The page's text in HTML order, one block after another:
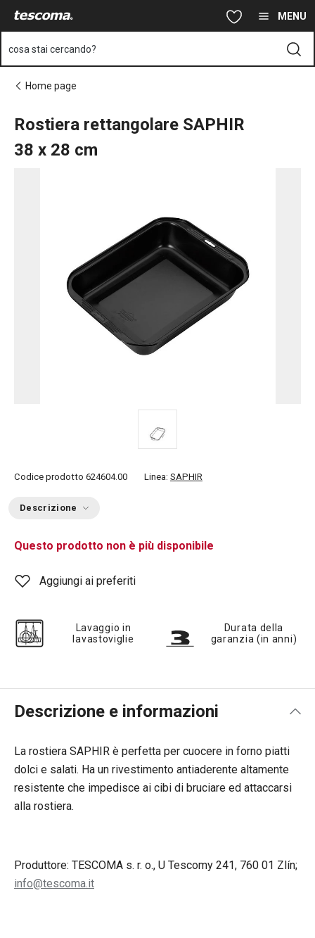
Vai al contenuto principale MENU
cosa stai cercando?
Home page
Rostiera rettangolare SAPHIR
38 x 28 cm
Codice prodotto 624604.00 Linea: SAPHIR
Descrizione
Questo prodotto non è più disponibile
Aggiungi ai preferiti
Lavaggio in
lavastoviglie
Durata della
garanzia (in anni)
Descrizione e informazioni
La rostiera SAPHIR è perfetta per cuocere in forno piatti
dolci e salati. Ha un rivestimento antiaderente altamente
resistente che impedisce ai cibi di bruciare ed attaccarsi
alla rostiera.
Produttore: TESCOMA s. r. o., U Tescomy 241, 760 01 Zlín;
info@tescoma.it